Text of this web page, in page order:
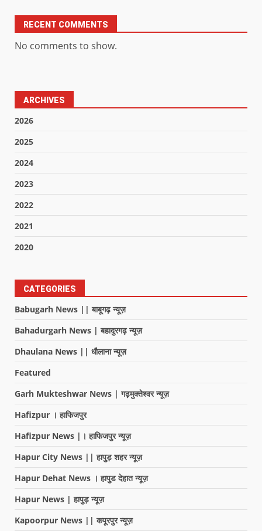
RECENT COMMENTS
No comments to show.
ARCHIVES
2026
2025
2024
2023
2022
2021
2020
CATEGORIES
Babugarh News || बाबूगढ़ न्यूज़
Bahadurgarh News | बहादुरगढ़ न्यूज़
Dhaulana News || धौलाना न्यूज़
Featured
Garh Mukteshwar News | गढ़मुक्तेश्वर न्यूज़
Hafizpur । हाफिजपुर
Hafizpur News |। हाफिजपुर न्यूज़
Hapur City News || हापुड़ शहर न्यूज़
Hapur Dehat News । हापुड देहात न्यूज़
Hapur News | हापुड़ न्यूज़
Kapoorpur News || कपूरपुर न्यूज़